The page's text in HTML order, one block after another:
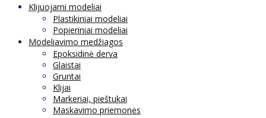
Klijuojami modeliai
Plastikiniai modeliai
Popieriniai modeliai
Modeliavimo medžiagos
Epoksidinė derva
Glaistai
Gruntai
Klijai
Markeriai, pieštukai
Maskavimo priemonės